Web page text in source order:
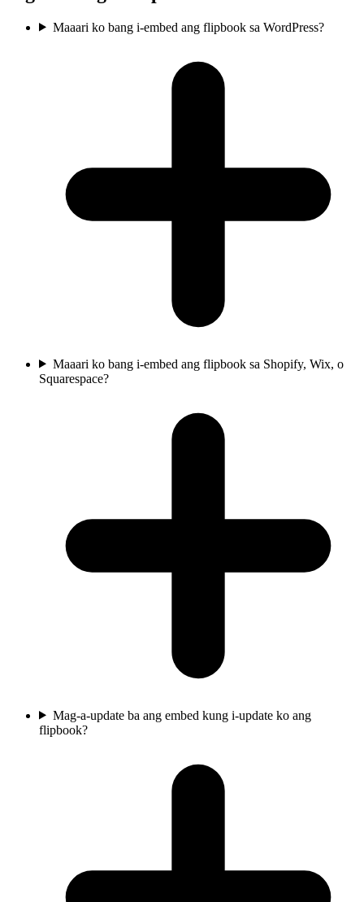
Maaari ko bang i-embed ang flipbook sa WordPress?
Maaari ko bang i-embed ang flipbook sa Shopify, Wix, o
Squarespace?
Mag-a-update ba ang embed kung i-update ko ang
flipbook?